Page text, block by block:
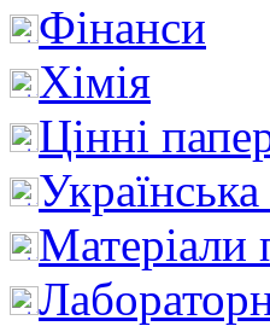
Фінанси
Хімія
Цінні
Матеріали